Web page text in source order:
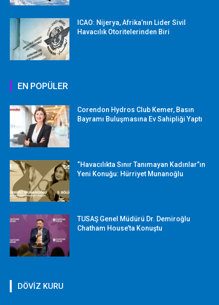
ICAO: Nijerya, Afrika’nın Lider Sivil
Havacılık Otoritelerinden Biri
EN POPÜLER
Corendon Hydros Club Kemer, Basın
Bayramı Buluşmasına Ev Sahipliği Yaptı
“Havacılıkta Sınır Tanımayan Kadınlar”ın
Yeni Konuğu: Hürriyet Munanoğlu
TUSAŞ Genel Müdürü Dr. Demiroğlu
Chatham House’ta Konuştu
DÖVİZ KURU